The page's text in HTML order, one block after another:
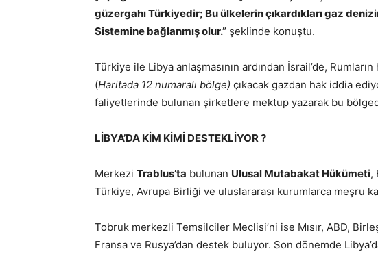
güzergahı Türkiyedir; Bu ülkelerin çıkardıkları gaz
Sistemine bağlanmış olur.” şeklinde konuştu.
Türkiye ile Libya anlaşmasının ardından İsrail’de,
(Haritada 12 numaralı bölge) çıkacak gazdan hak iddia
faliyetlerinde bulunan şirketlere mektup yazarak bu
LİBYA’DA KİM KİMİ DESTEKLİYOR ?
Merkezi Trablus’ta bulunan Ulusal Mutabakat Hükümeti,
Türkiye, Avrupa Birliği ve uluslararası kurumlarca meşru
Tobruk merkezli Temsilciler Meclisi’ni ise Mısır, ABD,
Fransa ve Rusya’dan destek buluyor. Son dönemde